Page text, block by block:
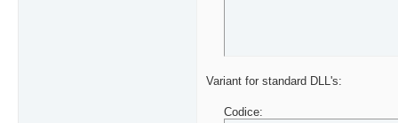
Variant for standard DLL's:
Codice: